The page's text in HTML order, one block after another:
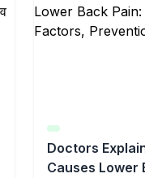
Doctors
Causes Lower